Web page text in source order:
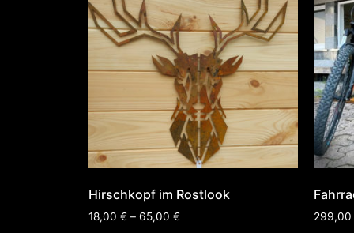
Hirschkopf im Rostlook
18,00 € – 65,00 € 299,00